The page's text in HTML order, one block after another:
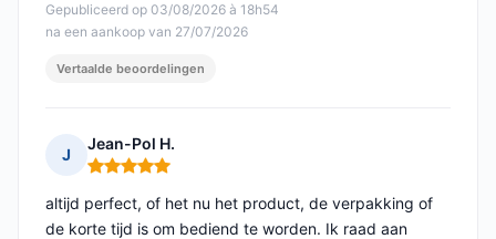
Gepubliceerd op 03/08/2026 à 18h54
na een aankoop van 27/07/2026
Vertaalde beoordelingen
J
Jean-Pol H.
Opmerking: 5 van 5
altijd perfect, of het nu het product, de verpakking of
de korte tijd is om bediend te worden. Ik raad aan